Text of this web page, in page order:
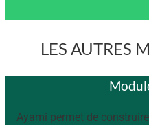
LES AUTRES
Ayami permet de